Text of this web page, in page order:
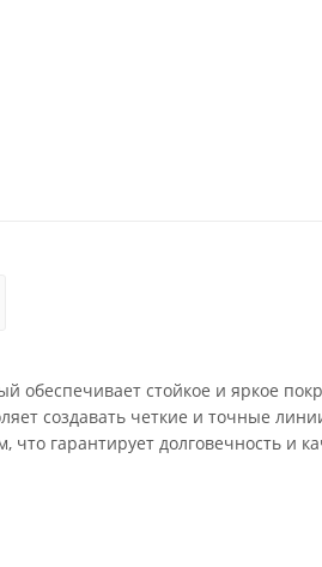
обеспечивает стойкое и яркое
создавать четкие и точные
гарантирует долговечность и